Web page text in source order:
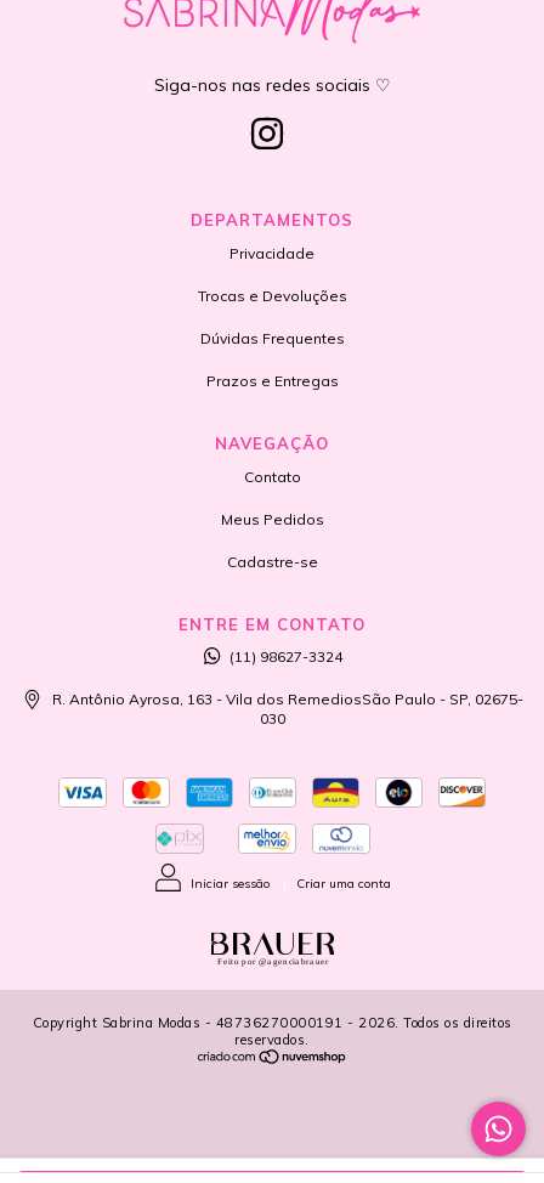
Siga-nos nas redes sociais ♡
DEPARTAMENTOS
Privacidade
Trocas e Devoluções
Dúvidas Frequentes
Prazos e Entregas
NAVEGAÇÃO
Contato
Meus Pedidos
Cadastre-se
ENTRE EM CONTATO
(11) 98627-3324
R. Antônio Ayrosa, 163 - Vila dos RemediosSão Paulo - SP, 02675-
030
Iniciar sessão Criar uma conta
Feito por @agenciabrauer
Copyright Sabrina Modas - 48736270000191 - 2026. Todos os direitos
reservados.